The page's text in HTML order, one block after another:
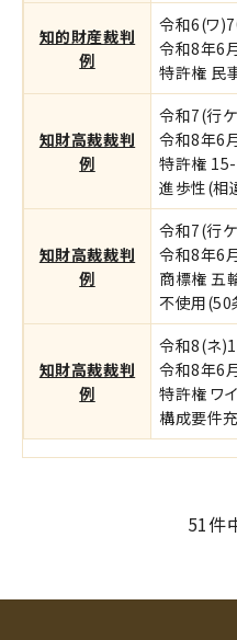
知的財産裁判
例
令和6(ワ
令和8年6
特許権 民
知財高裁裁判
例
令和7(行
令和8年6
特許権
進歩性(相
知財高裁裁判
例
令和7(行
令和8年6
商標権 五
不使用(50
知財高裁裁判
例
令和8(ネ
令和8年6
特許権 ワ
構成要件
51件